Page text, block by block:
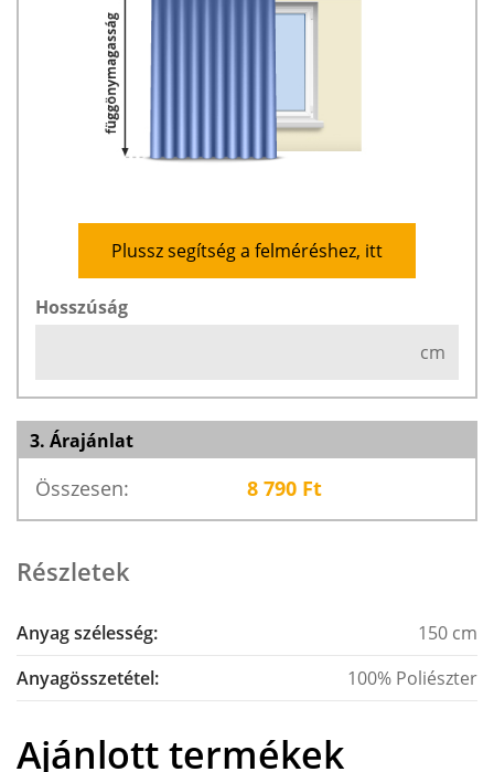
Plussz segítség a felméréshez, itt
Hosszúság
cm
3. Árajánlat
Összesen: 8 790 Ft
Részletek
Anyag szélesség:
150 cm
Anyagösszetétel:
100% Poliészter
Ajánlott termékek